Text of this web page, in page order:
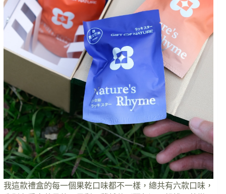
我這款禮盒的每一個果乾口味都不一樣，總共有六款口味，